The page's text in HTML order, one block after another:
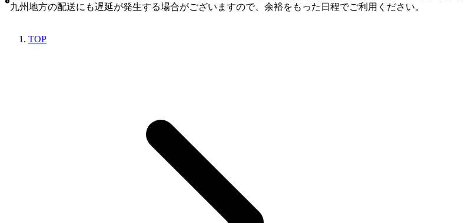
九州地方の配送にも遅延が発生する場合がございますので、余裕をもった日程でご利用ください。
TOP